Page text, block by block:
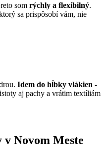
som rýchly a flexibilný.
sa prispôsobí vám, nie
Idem do hĺbky vlákien -
aj pachy a vrátim textíliám
v Novom Meste